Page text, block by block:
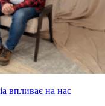
впливає на нас